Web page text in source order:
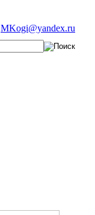
MKogi@yandex.ru